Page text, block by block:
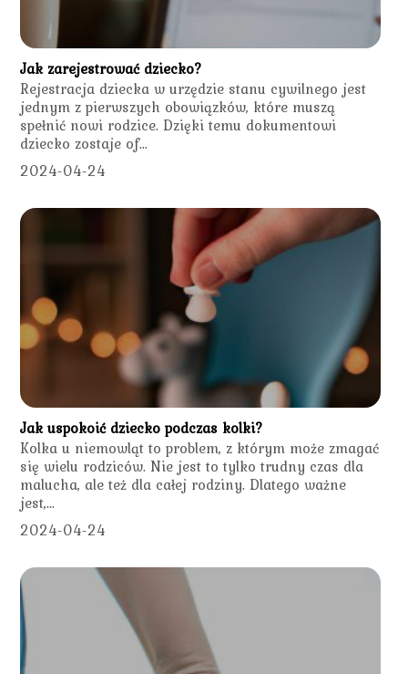
Jak zarejestrować dziecko?
Rejestracja dziecka w urzędzie stanu cywilnego jest
jednym z pierwszych obowiązków, które muszą
spełnić nowi rodzice. Dzięki temu dokumentowi
dziecko zostaje of...
2024-04-24
Jak uspokoić dziecko podczas kolki?
Kolka u niemowląt to problem, z którym może zmagać
się wielu rodziców. Nie jest to tylko trudny czas dla
malucha, ale też dla całej rodziny. Dlatego ważne
jest,...
2024-04-24